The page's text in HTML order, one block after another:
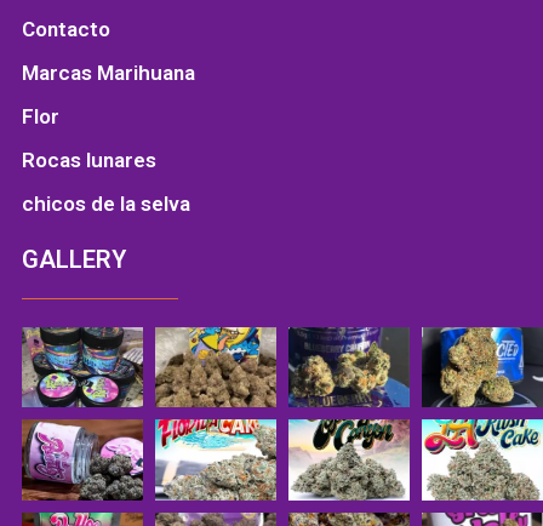
Contacto
Marcas Marihuana
Flor
Rocas lunares
chicos de la selva
GALLERY